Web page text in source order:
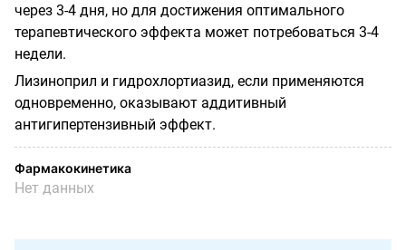
через 3-4 дня, но для достижения оптимального
терапевтического эффекта может потребоваться 3-4
недели.
Лизиноприл и гидрохлортиазид, если применяются
одновременно, оказывают аддитивный
антигипертензивный эффект.
Фармакокинетика
Нет данных